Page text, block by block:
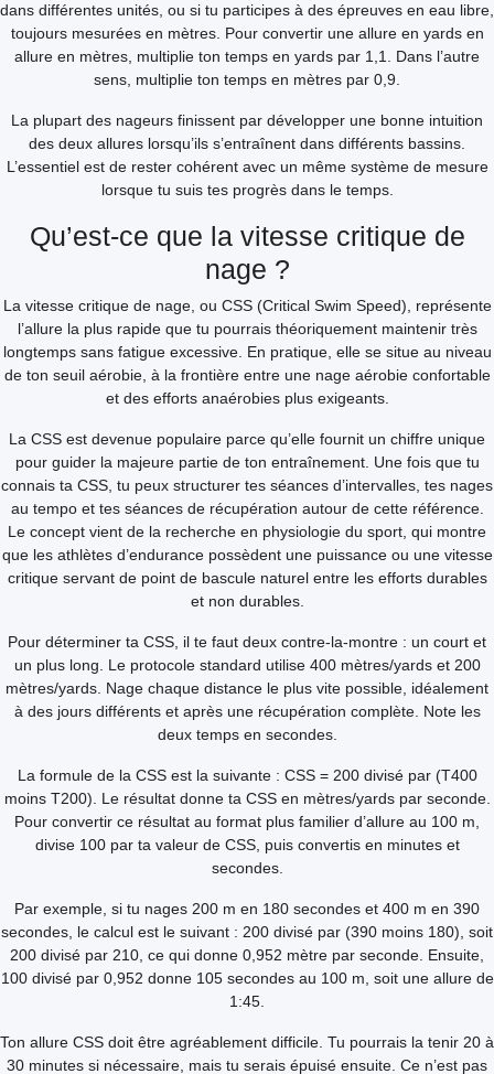
dans différentes unités, ou si tu participes à des épreuves en eau libre,
toujours mesurées en mètres. Pour convertir une allure en yards en
allure en mètres, multiplie ton temps en yards par 1,1. Dans l’autre
sens, multiplie ton temps en mètres par 0,9.
La plupart des nageurs finissent par développer une bonne intuition
des deux allures lorsqu’ils s’entraînent dans différents bassins.
L’essentiel est de rester cohérent avec un même système de mesure
lorsque tu suis tes progrès dans le temps.
Qu’est-ce que la vitesse critique de
nage ?
La vitesse critique de nage, ou CSS (Critical Swim Speed), représente
l’allure la plus rapide que tu pourrais théoriquement maintenir très
longtemps sans fatigue excessive. En pratique, elle se situe au niveau
de ton seuil aérobie, à la frontière entre une nage aérobie confortable
et des efforts anaérobies plus exigeants.
La CSS est devenue populaire parce qu’elle fournit un chiffre unique
pour guider la majeure partie de ton entraînement. Une fois que tu
connais ta CSS, tu peux structurer tes séances d’intervalles, tes nages
au tempo et tes séances de récupération autour de cette référence.
Le concept vient de la recherche en physiologie du sport, qui montre
que les athlètes d’endurance possèdent une puissance ou une vitesse
critique servant de point de bascule naturel entre les efforts durables
et non durables.
Pour déterminer ta CSS, il te faut deux contre-la-montre : un court et
un plus long. Le protocole standard utilise 400 mètres/yards et 200
mètres/yards. Nage chaque distance le plus vite possible, idéalement
à des jours différents et après une récupération complète. Note les
deux temps en secondes.
La formule de la CSS est la suivante : CSS = 200 divisé par (T400
moins T200). Le résultat donne ta CSS en mètres/yards par seconde.
Pour convertir ce résultat au format plus familier d’allure au 100 m,
divise 100 par ta valeur de CSS, puis convertis en minutes et
secondes.
Par exemple, si tu nages 200 m en 180 secondes et 400 m en 390
secondes, le calcul est le suivant : 200 divisé par (390 moins 180), soit
200 divisé par 210, ce qui donne 0,952 mètre par seconde. Ensuite,
100 divisé par 0,952 donne 105 secondes au 100 m, soit une allure de
1:45.
Ton allure CSS doit être agréablement difficile. Tu pourrais la tenir 20 à
30 minutes si nécessaire, mais tu serais épuisé ensuite. Ce n’est pas